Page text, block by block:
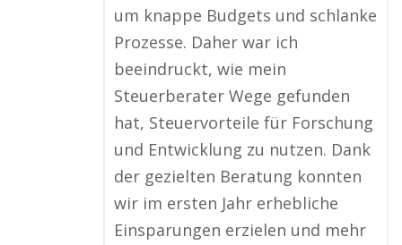
um knappe Budgets und schlanke
Prozesse. Daher war ich
beeindruckt, wie mein
Steuerberater Wege gefunden
hat, Steuervorteile für Forschung
und Entwicklung zu nutzen. Dank
der gezielten Beratung konnten
wir im ersten Jahr erhebliche
Einsparungen erzielen und mehr